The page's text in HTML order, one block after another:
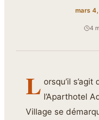
mars
4
L orsqu’il
l’Aparthotel
Village se